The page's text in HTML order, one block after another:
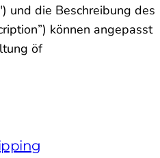
und die Beschreibung des
können angepasst
öf